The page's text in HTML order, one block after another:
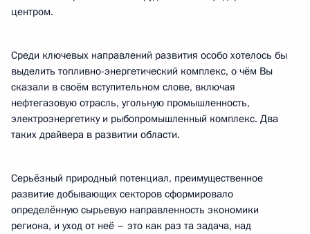
центром.
Среди ключевых направлений развития особо хотелось бы
выделить топливно-энергетический комплекс, о чём Вы
сказали в своём вступительном слове, включая
нефтегазовую отрасль, угольную промышленность,
электроэнергетику и рыбопромышленный комплекс. Два
таких драйвера в развитии области.
Серьёзный природный потенциал, преимущественное
развитие добывающих секторов сформировало
определённую сырьевую направленность экономики
региона, и уход от неё – это как раз та задача, над